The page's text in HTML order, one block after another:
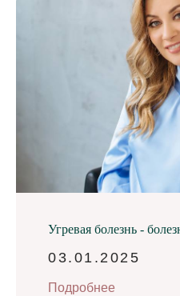
Угревая болезнь -
03.01.2025
Подробнее